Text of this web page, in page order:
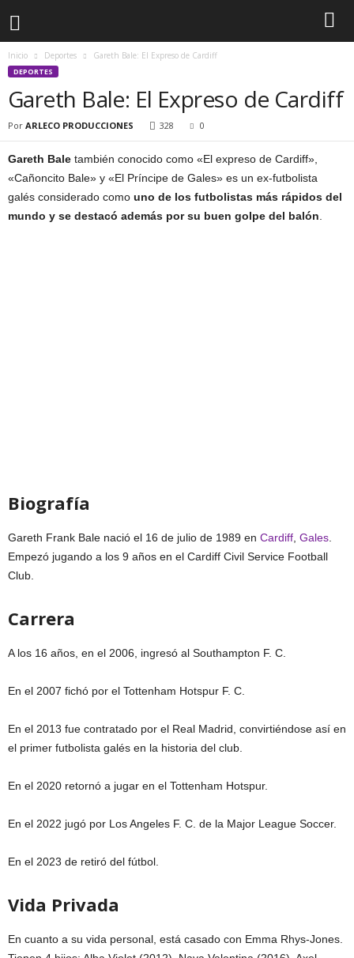
Inicio Deportes Gareth Bale: El Expreso de Cardiff
DEPORTES
Gareth Bale: El Expreso de Cardiff
Por ARLECO PRODUCCIONES 328 0
Gareth Bale también conocido como «El expreso de Cardiff»,
«Cañoncito Bale» y «El Príncipe de Gales» es un ex-futbolista
galés considerado como uno de los futbolistas más rápidos del
mundo y se destacó además por su buen golpe del balón
Biografía
Gareth Frank Bale nació el 16 de julio de 1989 en Cardiff Gales
Empezó jugando a los 9 años en el Cardiff Civil Service Football
Club.
Carrera
A los 16 años, en el 2006, ingresó al Southampton F. C.
En el 2007 fichó por el Tottenham Hotspur F. C.
En el 2013 fue contratado por el Real Madrid, convirtiéndose así en
el primer futbolista galés en la historia del club.
En el 2020 retornó a jugar en el Tottenham Hotspur.
En el 2022 jugó por Los Angeles F. C. de la Major League Soccer.
En el 2023 de retiró del fútbol.
Vida Privada
En cuanto a su vida personal, está casado con Emma Rhys-Jones.